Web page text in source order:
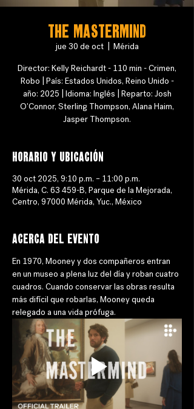
The Mastermind
jue 30 de oct
  |
Mérida
Director: Kelly Reichardt - 110 min - Crimen,
Robo | País: Estados Unidos, Reino Unido -
año: 2025 | Idioma: Inglés | Reparto: Josh
O'Connor, Sterling Thompson, Alana Haim,
Jasper Thompson.
Horario y ubicación
30 oct 2025, 9:10 p.m. – 11:00 p.m.
Mérida, C. 63 459-B, Parque de la Mejorada,
Centro, 97000 Mérida, Yuc., México
Acerca del evento
En 1970, Mooney y dos compañeros entran
en un museo a plena luz del día y roban cuatro
cuadros. Cuando conservar las obras resulta
más difícil que robarlas, Mooney queda
relegado a una vida prófuga.